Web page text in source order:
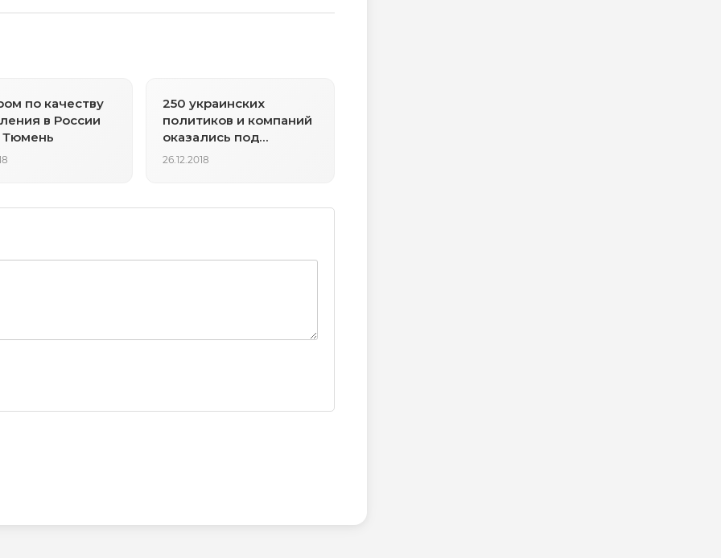
по качеству
в России
Тюмень
250 украинских
политиков и компаний
оказались под
санкциями РФ
26.12.2018